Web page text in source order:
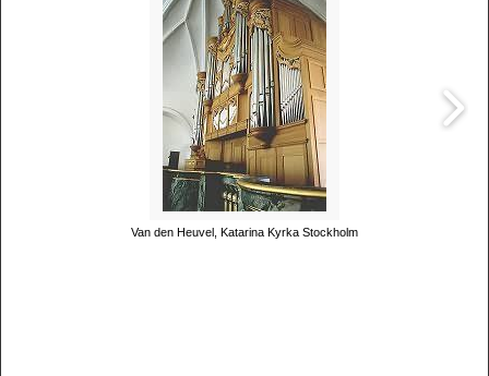
Van den Heuvel, Katarina Kyrka Stockholm